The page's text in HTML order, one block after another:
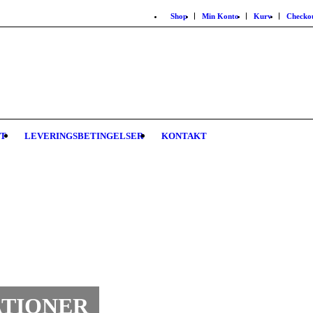
Shop Min Konto Kurv
LEVERINGSBETINGELSER KONTAKT